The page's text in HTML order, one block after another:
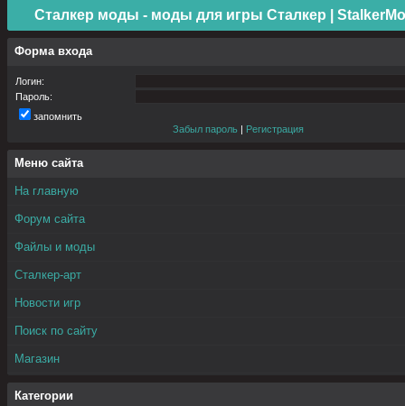
Сталкер моды - моды для игры Сталкер |
Форма входа
Логин:
Пароль:
запомнить
Забыл пароль | Регистрация
Меню сайта
На главную
Форум сайта
Файлы и моды
Сталкер-арт
Новости игр
Поиск по сайту
Магазин
Категории